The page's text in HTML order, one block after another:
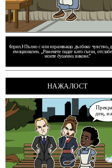
(прил.) Пълно с или изразяващо дълбоко чувство;
емоционален. „Раменете падат като сълзи,
моите душевнивикове.“
Речник „Все още
издигам“
НАЖАЛОСТ
ден,